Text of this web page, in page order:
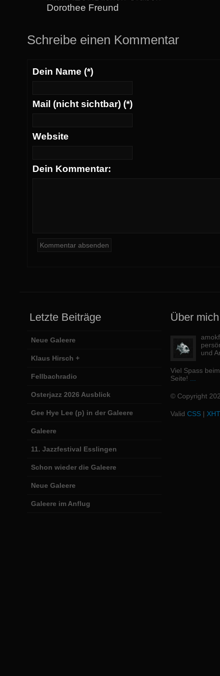
Dorothee Freund
Schreibe einen Kommentar
Dein Name (*)
Mail (nicht sichtbar) (*)
Website
Dein Kommentar:
Letzte Beiträge
Neue Galeere
Klaus Hirsch +
Fellbachradio
Osterjazz 2026 Ausblick
Gee Hye Lee (p) in der Galeere
Galeere
11. Jazzfestival Esslingen
Schon wieder die Galeere
Neue Galeere
Galeere im Anflug
Über mich
und
Viel Spass
Seite!
© Copyright
Valid CSS |